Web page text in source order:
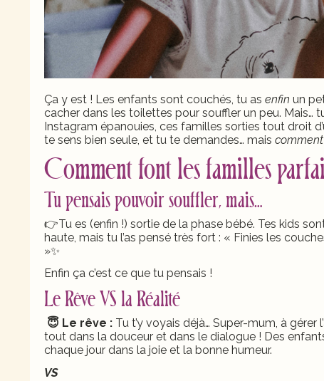
Ça y est ! Les enfants sont couchés, tu as enfin un
cacher dans les toilettes pour souffler un peu.
Instagram épanouies, ces familles sorties tout droit
te sens bien seule, et tu te demandes… mais
Comment font les familles
Tu pensais pouvoir souffler, mais…
👉Tu es (enfin !) sortie de la phase bébé. Tes kids
haute, mais tu l’as pensé très fort : « Finies les
»✨
Enfin ça c’est ce que tu pensais !
Le Rêve VS la Réalité
😇 Le rêve : Tu t’y voyais déjà… Super-mum, à
tout dans la douceur et dans le dialogue ! Des
chaque jour dans la joie et la bonne humeur.
VS